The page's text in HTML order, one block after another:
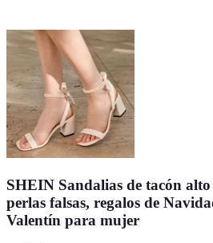
SHEIN Sandalias de tacón
perlas falsas, regalos de
Valentín para mujer